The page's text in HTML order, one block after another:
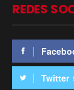
REDES
Twitter